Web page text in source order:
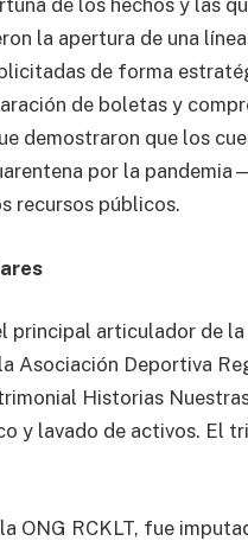
de los hechos y las
la apertura de una
de forma
de boletas y
demostraron que los
por la
recursos públicos.
principal articulador de
Asociación Deportiva
Historias
y lavado de activos. El
ONG RCKLT, fue